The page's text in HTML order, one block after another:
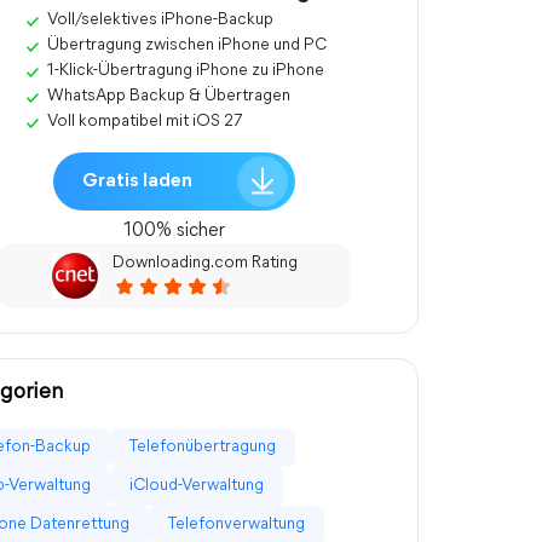
Voll/selektives iPhone-Backup
Übertragung zwischen iPhone und PC
1-Klick-Übertragung iPhone zu iPhone
WhatsApp Backup & Übertragen
Voll kompatibel mit iOS 27
Gratis laden
100% sicher
Downloading.com Rating
Backup Telefonübertragung
Verwaltung iCloud-Verwaltung
Datenrettung Telefonverwaltung